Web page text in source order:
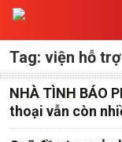
Tag: viện hỗ
NHÀ TÌNH BÁO
thoại vẫn còn